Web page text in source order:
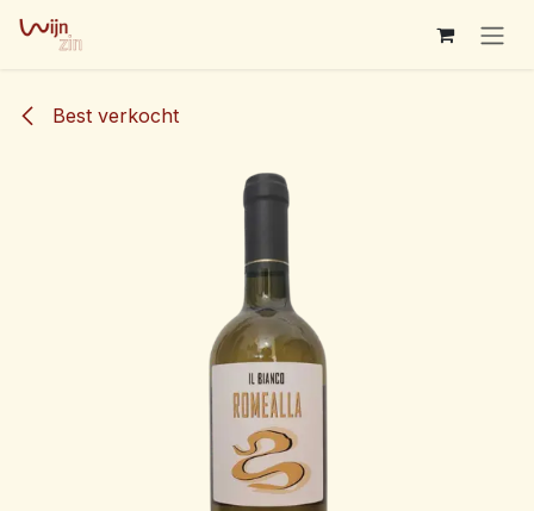
Overslaan naar inhoud
Best verkocht